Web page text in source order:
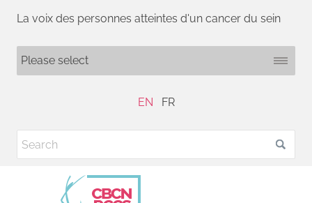
La voix des personnes atteintes d'un cancer du sein
EN FR